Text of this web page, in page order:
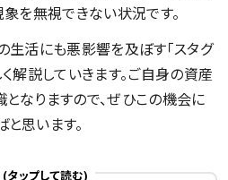
一覧を見る
を無視できない状況です。
生活にも悪影響を及ぼす「スタグ
解説していきます。ご自身の資産
なりますので、ぜひこの機会に
思います。